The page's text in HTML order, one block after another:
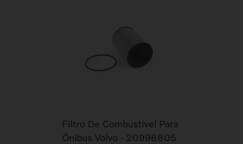
Filtro De Combustível Para
Ônibus Volvo - 20998805